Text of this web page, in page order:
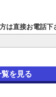
は直接お電話下
を見る